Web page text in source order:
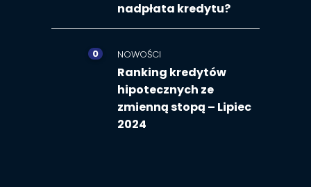
nadpłata kredytu?
0 NOWOŚCI
Ranking kredytów
hipotecznych ze
zmienną stopą – Lipiec
2024